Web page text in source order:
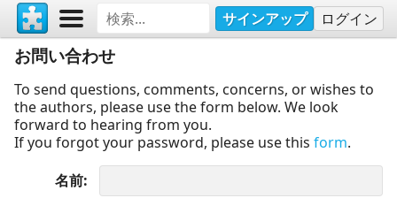
サインアップ ログイン
お問い合わせ
To send questions, comments, concerns, or wishes to
the authors, please use the form below. We look
forward to hearing from you.
If you forgot your password, please use this form.
名前